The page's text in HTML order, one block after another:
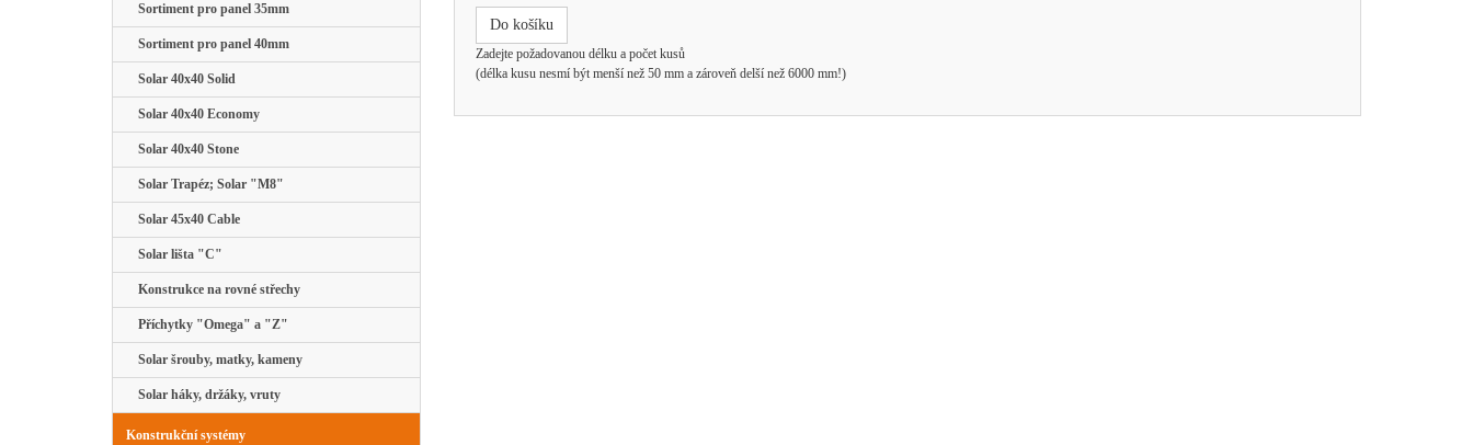
Sortiment pro panel 35mm
Sortiment pro panel 40mm
Solar 40x40 Solid
Solar 40x40 Economy
Solar 40x40 Stone
Solar Trapéz; Solar "M8"
Solar 45x40 Cable
Solar lišta "C"
Konstrukce na rovné střechy
Příchytky "Omega" a "Z"
Solar šrouby, matky, kameny
Solar háky, držáky, vruty
Konstrukční systémy
Do košíku
Zadejte požadovanou délku a počet kusů
(délka kusu nesmí být menší než 50 mm a zároveň delší než 6000 mm!)